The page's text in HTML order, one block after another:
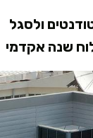
ולסגל
שנה אקדמי